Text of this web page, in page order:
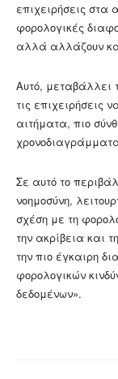
επιχειρήσεις στα
φορολογικές
αλλά αλλάζουν
Αυτό, μεταβάλλει
τις επιχειρήσεις
αιτήματα, πιο
Σε αυτό το
νοημοσύνη,
σχέση με τη
την ακρίβεια και
την πιο έγκαιρη
φορολογικών
δεδομένων».